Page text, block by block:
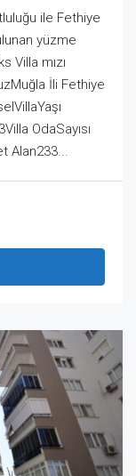
ile Fethiye
yüzme
Villa mızı
İli Fethiye
OdaSayısı